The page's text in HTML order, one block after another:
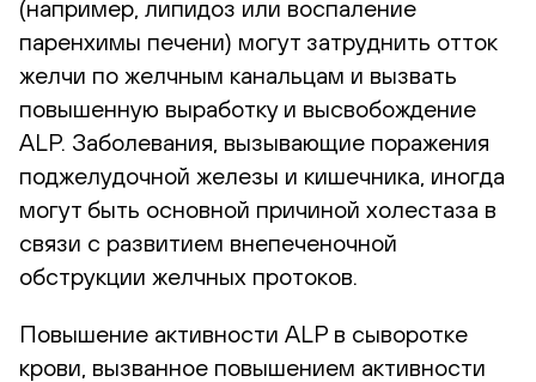
(например, липидоз или воспаление
паренхимы печени) могут затруднить отток
желчи по желчным канальцам и вызвать
повышенную выработку и высвобождение
ALP. Заболевания, вызывающие поражения
поджелудочной железы и кишечника, иногда
могут быть основной причиной холестаза в
связи с развитием внепеченочной
обструкции желчных протоков.
Повышение активности ALP в сыворотке
крови, вызванное повышением активности